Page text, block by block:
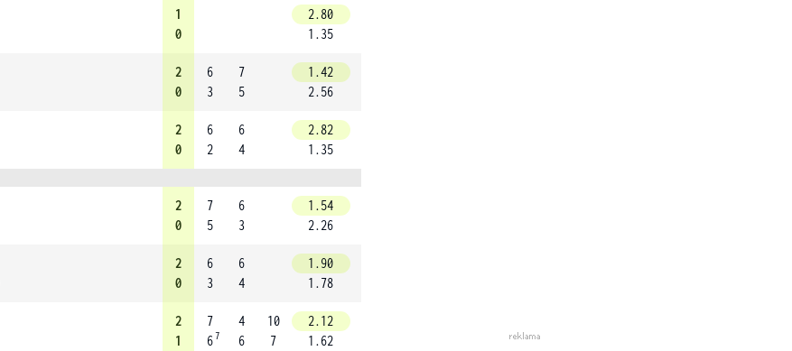
1
0
2.80
1.35
2
0
6
3
7
5
1.42
2.56
2
0
6
2
6
4
2.82
1.35
2
0
7
5
6
3
1.54
2.26
2
0
6
3
6
4
1.90
1.78
2
1
7
67
4
6
10
7
2.12
1.62